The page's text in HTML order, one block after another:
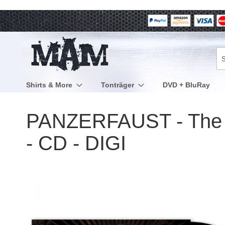
Direkt
Inhalt
Shirts & More
Tonträger DVD + BluRay
PANZERFAUST -
- CD - DIGI
springen